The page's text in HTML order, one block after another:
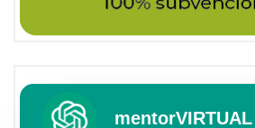
mentorVIRTUAL